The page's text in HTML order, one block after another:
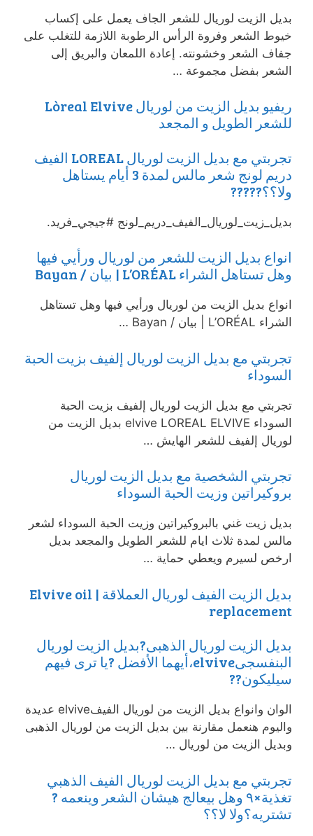
بديل الزيت لوريال للشعر الجاف يعمل على إكساب
خيوط الشعر وفروة الرأس الرطوبة اللازمة للتغلب على
جفاف الشعر وخشونته. إعادة اللمعان والبريق إلى
الشعر بفضل مجموعة …
ريفيو بديل الزيت من لوريال Lòreal Elvive
للشعر الطويل و المجعد
تجربتي مع بديل الزيت لوريال LOREAL الفيف
دريم لونج شعر مالس لمدة 3 أيام يستاهل
ولا؟؟?????
بديل_زيت_لوريال_الفيف_دريم_لونج #جيجي_فريد.
انواع بديل الزيت للشعر من لوريال ورأيي فيها
وهل تستاهل الشراء L’ORÉAL | بيان / Bayan
انواع بديل الزيت من لوريال ورأيي فيها وهل تستاهل
الشراء L’ORÉAL | بيان / Bayan …
تجربتي مع بديل الزيت لوريال إلفيف بزيت الحبة
السوداء
تجربتي مع بديل الزيت لوريال إلفيف بزيت الحبة
السوداء elvive LOREAL ELVIVE بديل الزيت من
لوريال إلفيف للشعر الهايش …
تجربتي الشخصية مع بديل الزيت لوريال
بروكيراتين وزيت الحبة السوداء
بديل زيت غني بالبروكيراتين وزيت الحبة السوداء لشعر
مالس لمدة ثلاث ايام للشعر الطويل والمجعد بديل
ارخص لسيرم ويعطي حماية …
بديل الزيت الفيف لوريال العملاقة | Elvive oil
replacement
بديل الزيت لوريال الذهبى?بديل الزيت لوريال
البنفسجىelvive،أيهما الأفضل ?يا ترى فيهم
سيليكون??
الوان وانواع بديل الزيت من لوريال الفيفelvive عديدة
واليوم هنعمل مقارنة بين بديل الزيت من لوريال الذهبى
وبديل الزيت من لوريال …
تجربتي مع بديل الزيت لوريال الفيف الذهبي
تغذية×٩ وهل بيعالج هيشان الشعر وينعمه ?
تشتريه؟ولا لا؟؟